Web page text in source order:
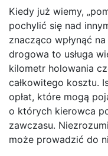
Kiedy już wiemy,
pochylić się nad
znacząco wpłynąć
drogowa to usługa
kilometr holowania
całkowitego kosztu.
opłat, które mogą
o których kierowca
zawczasu.
może prowadzić do